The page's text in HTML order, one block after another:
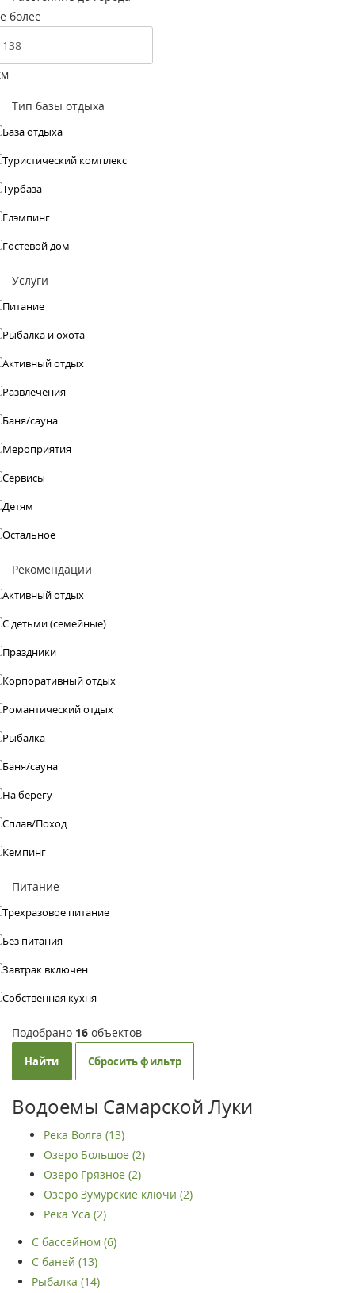
более
Тип базы отдыха
База отдыха
Туристический комплекс
Турбаза
Глэмпинг
Гостевой дом
Услуги
Питание
Рыбалка и охота
Активный отдых
Развлечения
Баня/сауна
Мероприятия
Сервисы
Детям
Остальное
Рекомендации
Активный отдых
С детьми (семейные)
Праздники
Корпоративный отдых
Романтический отдых
Рыбалка
Баня/сауна
На берегу
Сплав/Поход
Кемпинг
Питание
Трехразовое питание
Без питания
Завтрак включен
Собственная кухня
Подобрано 16 объектов
Найти Сбросить фильтр
Водоемы Самарской Луки
Река Волга (13)
Озеро Большое (2)
Озеро Грязное (2)
Озеро Зумурские ключи (2)
Река Уса (2)
С бассейном (6)
С баней (13)
Рыбалка (14)